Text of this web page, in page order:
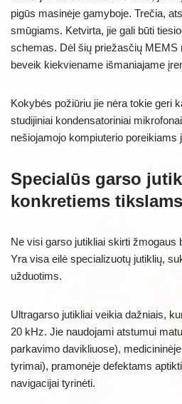
pigūs masinėje gamyboje. Trečia,
smūgiams. Ketvirta, jie gali būti
schemas. Dėl šių priežasčių MEMS
beveik kiekviename išmaniajame
Kokybės požiūriu jie nėra tokie geri
studijiniai kondensatoriniai
nešiojamojo kompiuterio poreikiams
Specialūs garso
konkretiems tikslams
Ne visi garso jutikliai skirti žmogaus
Yra visa eilė specializuotų jutiklių,
užduotims.
Ultragarso jutikliai veikia dažniais,
20 kHz. Jie naudojami atstumui
parkavimo davikliuose),
tyrimai), pramonėje defektams
navigacijai tyrinėti.